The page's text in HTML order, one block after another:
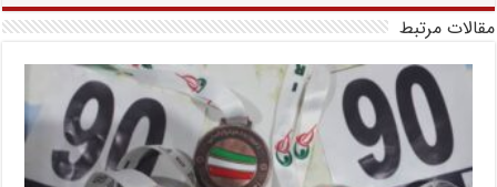
مقالات مرتبط